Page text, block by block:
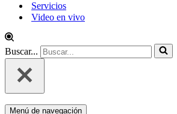
Servicios
Video en vivo
Buscar...
Menú de navegación